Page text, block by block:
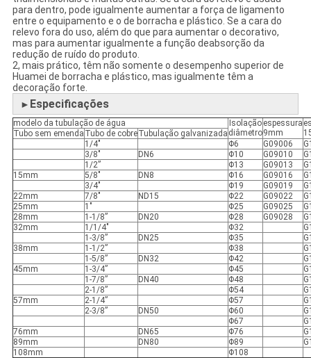
para dentro, pode igualmente aumentar a força de ligamento
entre o equipamento e o de borracha e plástico. Se a cara do
relevo fora do uso, além do que para aumentar o decorativo,
mas para aumentar igualmente a função deabsorção da
redução de ruído do produto.
2, mais prático, têm não somente o desempenho superior de
Huamei de borracha e plástico, mas igualmente têm a
decoração forte.
► Especificações
modelo da tubulação de água
Isolação
diâmetro
espessura
9mm
Tubo sem emenda Tubo de cobreTubulação galvanizada
1/4"
Φ6 G09006
3/8"
DN6 Φ10 G09010
1/2”
Φ13 G09013
15mm
5/8" DN8 Φ16 G09016
3/4"
Φ19 G09019
22mm
7/8" ND15 Φ22 G09022
25mm
1" Φ25 G09025
28mm
1-1/8” DN20 Φ28 G09028
32mm
1/1/4" Φ32
1-3/8”
DN25 Φ35
38mm
1-1/2” Φ38
1-5/8”
DN32 Φ42
45mm
1-3/4” Φ45
1-7/8”
DN40 Φ48
2-1/8”
Φ54
57mm
2-1/4” Φ57
2-3/8”
DN50 Φ60
Φ67
76mm
DN65 Φ76
89mm
DN80 Φ89
108mm
Φ108